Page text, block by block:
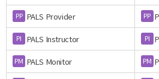
PP PALS Provider PP
PI PALS Instructor PI
PM PALS Monitor PM